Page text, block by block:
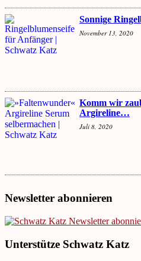
Sonnige
November 13, 2020
Komm wir
Argireline…
Juli 8, 2020
Newsletter abonnieren
Unterstütze Schwatz Katz